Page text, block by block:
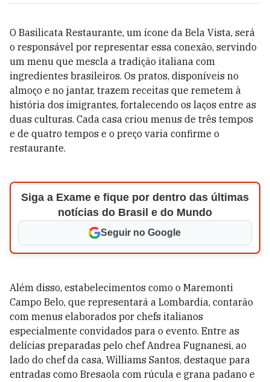
O Basilicata Restaurante, um ícone da Bela Vista, será
o responsável por representar essa conexão, servindo
um menu que mescla a tradição italiana com
ingredientes brasileiros. Os pratos, disponíveis no
almoço e no jantar, trazem receitas que remetem à
história dos imigrantes, fortalecendo os laços entre as
duas culturas. Cada casa criou menus de três tempos
e de quatro tempos e o preço varia confirme o
restaurante.
Siga a Exame e fique por dentro das últimas
notícias do Brasil e do Mundo
Seguir no Google
Além disso, estabelecimentos como o Maremonti
Campo Belo, que representará a Lombardia, contarão
com menus elaborados por chefs italianos
especialmente convidados para o evento. Entre as
delícias preparadas pelo chef Andrea Fugnanesi, ao
lado do chef da casa, Williams Santos, destaque para
entradas como Bresaola com rúcula e grana padano e